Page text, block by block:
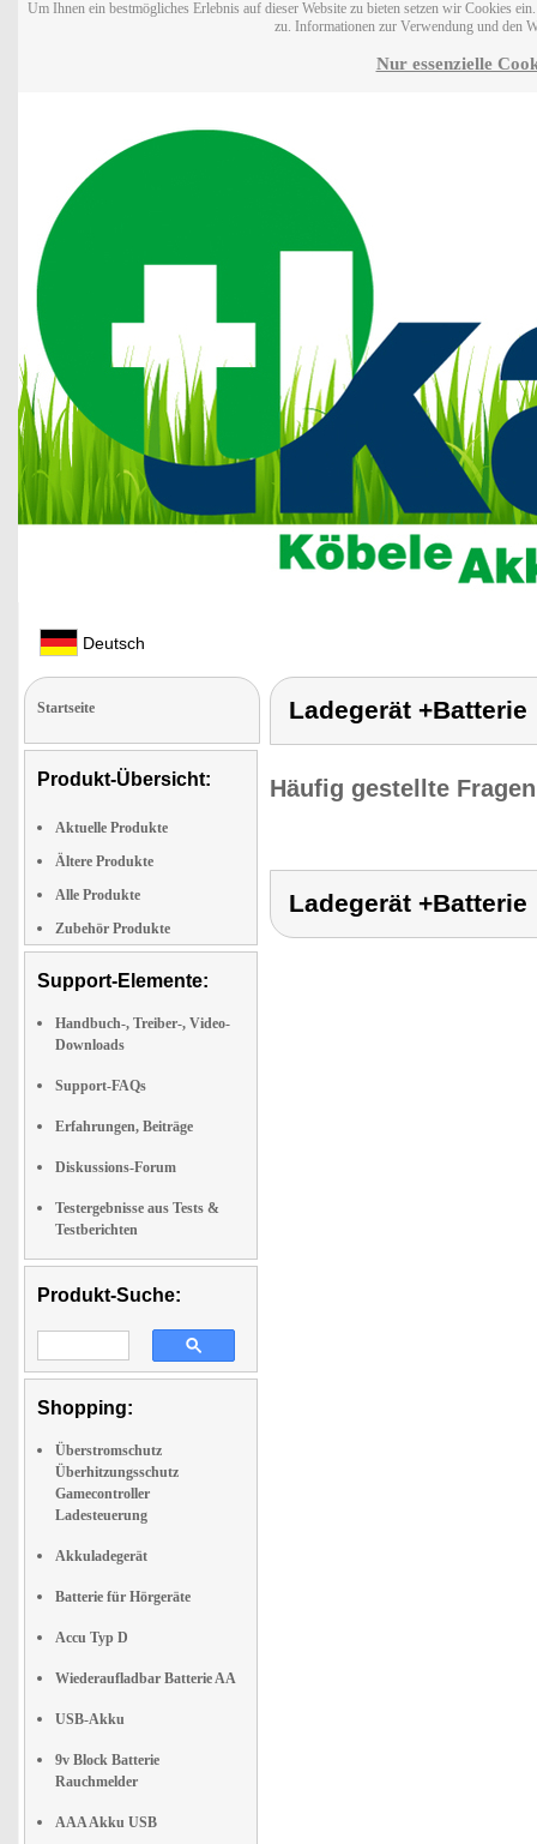
Um Ihnen ein bestmögliches Erlebnis auf dieser Website zu bieten setzen wir Cookies
zu. Informationen zur Verwendung und den
Nur essenzielle
Deutsch
Startseite
Produkt-Übersicht:
Aktuelle Produkte
Ältere Produkte
Alle Produkte
Zubehör Produkte
Support-Elemente:
Handbuch-, Treiber-, Video-
Downloads
Support-FAQs
Erfahrungen, Beiträge
Diskussions-Forum
Testergebnisse aus Tests &
Testberichten
Produkt-Suche:
Shopping:
Überstromschutz
Überhitzungsschutz
Gamecontroller
Ladesteuerung
Akkuladegerät
Batterie für Hörgeräte
Accu Typ D
Wiederaufladbar Batterie AA
USB-Akku
9v Block Batterie
Rauchmelder
AAA Akku USB
Ladegerät +Batterie
Häufig gestellte
Ladegerät +Batterie